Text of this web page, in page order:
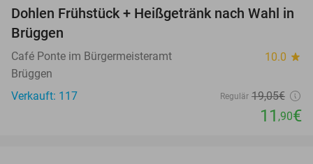
38%
Dohlen Frühstück + Heißgetränk nach Wahl in
Brüggen
Café Ponte im Bürgermeisteramt 10.0 star
Brüggen
Verkauft: 117
Regulär 19,05€
11 ,90€